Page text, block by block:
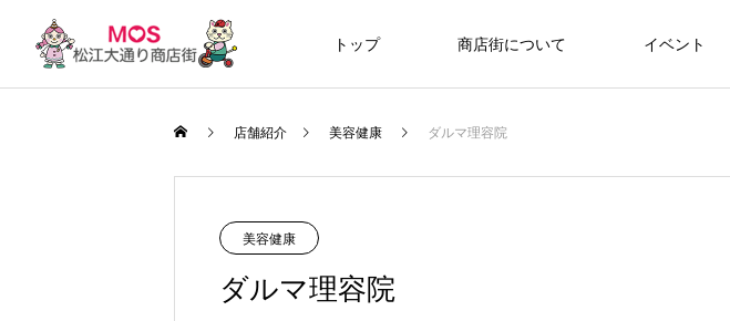
トップ 商店街について イベント
店舗紹介 美容健康 ダルマ理容院
美容健康
ダルマ理容院